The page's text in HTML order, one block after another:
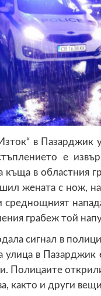
в Пазарджик
е
къща в
жената с нож,
среднощният
грабеж той
сигнал в
улица в Пазарджик
Полицаите
както и други